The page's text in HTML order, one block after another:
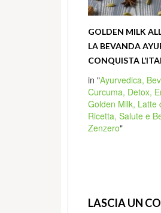
GOLDEN MILK
LA BEVANDA
CONQUISTA
in "Ayurvedica,
Curcuma, Detox,
Golden Milk, Latte
Ricetta, Salute e
Zenzero"
LASCIA UN